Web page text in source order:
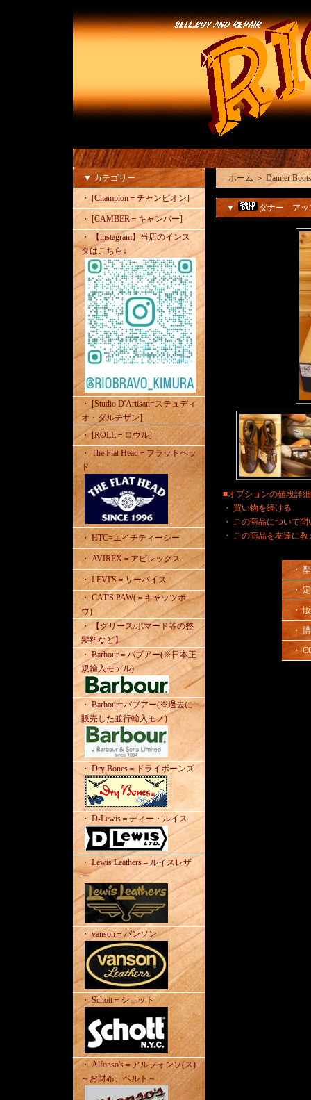
▼ カテゴリー
・ [Champion＝チャンピオン]
・ [CAMBER＝キャンバー]
・ 【instagram】当店のインス
タはこちら↓
・ [Studio D'Artisan=ステュディ
オ・ダルチザン]
・ [ROLL＝ロウル]
・ The Flat Head＝フラットヘッ
ド
・ HTC=エイチティーシー
・ AVIREX＝アビレックス
・ LEVI'S＝リーバイス
・ CAT'S PAW(＝キャッツポ
ウ)
・ 【グリース/ポマード等の整
髪料など】
・ Barbour＝バブアー(※日本正
規輸入モデル)
・ Barbour=バブアー(※過去に
販売した並行輸入モノ)
・ Dry Bones＝ドライボーンズ
・ D-Lewis＝ディー・ルイス
・ Lewis Leathers＝ルイスレザ
ー
・ vanson＝バンソン
・ Schott＝ショット
・ Alfonso's＝アルフォンソ(ス)
～お財布、ベルト～
ホーム ＞ Danner
▼ ダナー アッ
■オプションの値段詳
・ 買い物を続ける
・
この商品について
・
この商品を友達に教
・
・
・
・
・